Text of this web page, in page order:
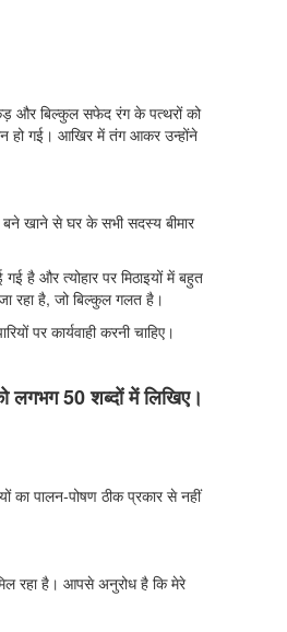
और बिल्कुल सफेद रंग के पत्थरों को
हो गई। आखिर में तंग आकर उन्होंने
खाने से घर के सभी सदस्य बीमार
है और त्योहार पर मिठाइयों में बहुत
रहा है, जो बिल्कुल गलत है।
पर कार्यवाही करनी चाहिए।
लगभग 50 शब्दों में लिखिए।
का पालन-पोषण ठीक प्रकार से नहीं
रहा है। आपसे अनुरोध है कि मेरे